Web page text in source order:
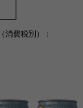
費税別）：